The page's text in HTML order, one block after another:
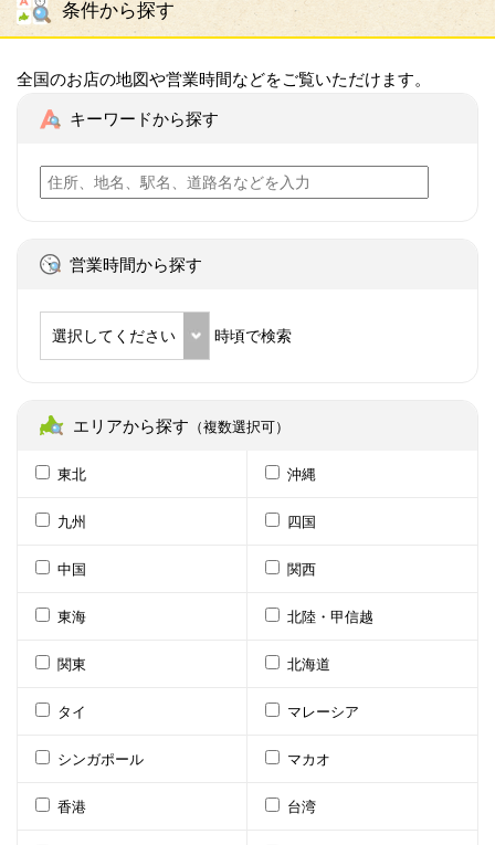
条件から探す
全国のお店の地図や営業時間などをご覧いただけます。
キーワードから探す
営業時間から探す
選択してください 時頃で検索
エリアから探す （複数選択可）
東北 沖縄
九州 四国
中国 関西
東海 北陸・甲信越
関東 北海道
タイ マレーシア
シンガポール マカオ
香港 台湾